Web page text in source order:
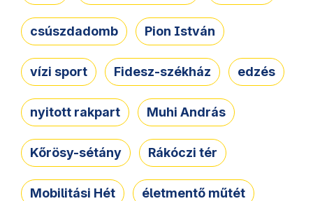
csúszdadomb Pion István
vízi sport Fidesz-székház edzés
nyitott rakpart Muhi András
Kőrösy-sétány Rákóczi tér
Mobilitási Hét életmentő műtét